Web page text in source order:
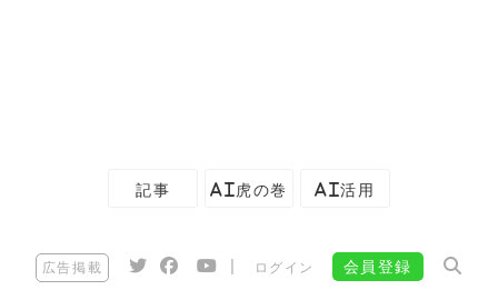
記事 AI虎の巻 AI活用
広告掲載 ログイン 会員登録